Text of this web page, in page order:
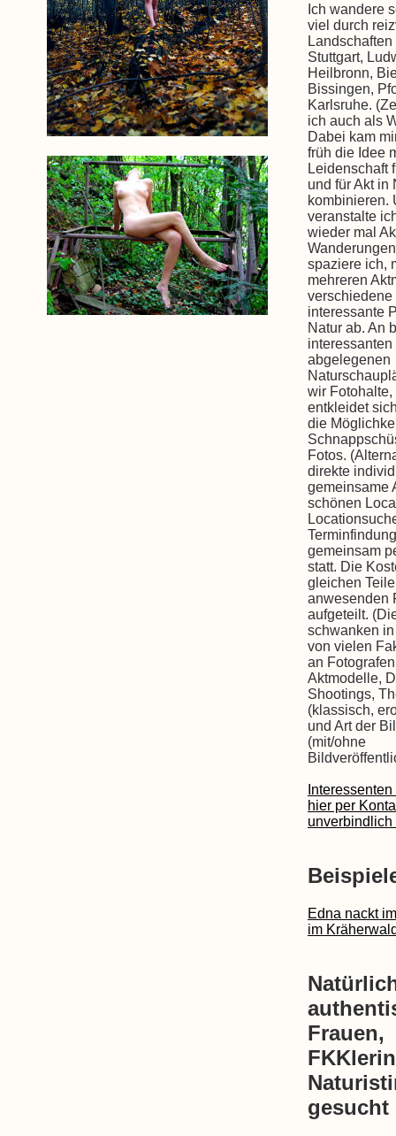
Ich wandere
viel durch
Stuttgart,
Heilbronn,
Bissingen,
Karlsruhe.
ich auch als
Dabei kam
früh die Idee
Leidenschaft
und für Akt in
kombinieren.
veranstalte
wieder mal
spaziere ich,
mehreren
interessante
Natur ab. An
interessanten
abgelegenen
wir
entkleidet
die
Fotos.
direkte
gemeinsame
schönen
gemeinsam
statt. Die
gleichen
anwesenden
aufgeteilt.
schwanken
von vielen
an
Aktmodelle,
Shootings,
(klassisch,
und Art der
(mit/ohne
hier per
unverbindlich
Edna nackt
im
Frauen,
gesucht